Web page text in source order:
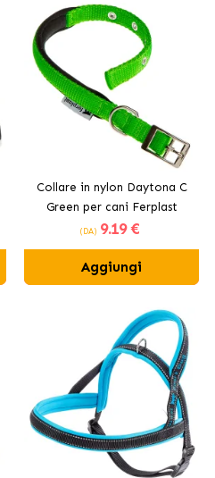
Collare in nylon Daytona C
Green per cani Ferplast
(DA) 9.19 €
Aggiungi